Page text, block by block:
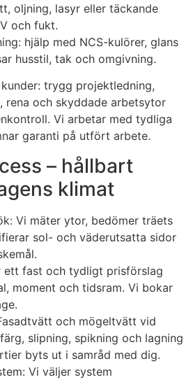
oljning, lasyr eller täckande
och fukt.
hjälp med NCS-kulörer, glans
husstil, tak och omgivning.
trygg projektledning,
rena och skyddade arbetsytor
Vi arbetar med tydliga
garanti på utfört arbete.
– hållbart
klimat
Vi mäter ytor, bedömer träets
sol- och väderutsatta sidor
ett fast och tydligt prisförslag
moment och tidsram. Vi bokar
och mögeltvätt vid
slipning, spikning och lagning
byts ut i samråd med dig.
Vi väljer system